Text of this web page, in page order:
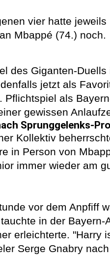
vier hatte
Mbappé (74.) noch.
des Giganten-
jetzt als
Pflichtspiel als
gewissen
Sprunggelenks-
Kollektiv
in Person von
immer wieder am
vor dem Anpfiff
in der
erleichterte. "Harry
Serge Gnabry